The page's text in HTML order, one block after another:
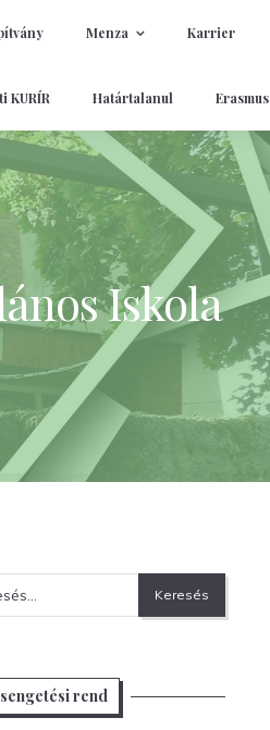
Iskola
Menza Karrier
KURÍR Határtalanul Erasmus
Keresés:
rend